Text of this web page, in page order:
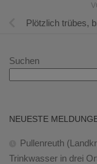
Plötzlich trübes,
Suchen
NEUESTE
Pullenreuth
Trinkwasser in drei